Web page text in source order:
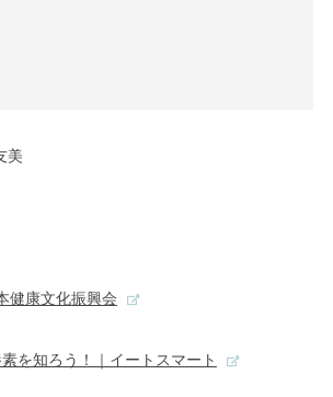
美
康文化振興会
を知ろう！｜イートスマート